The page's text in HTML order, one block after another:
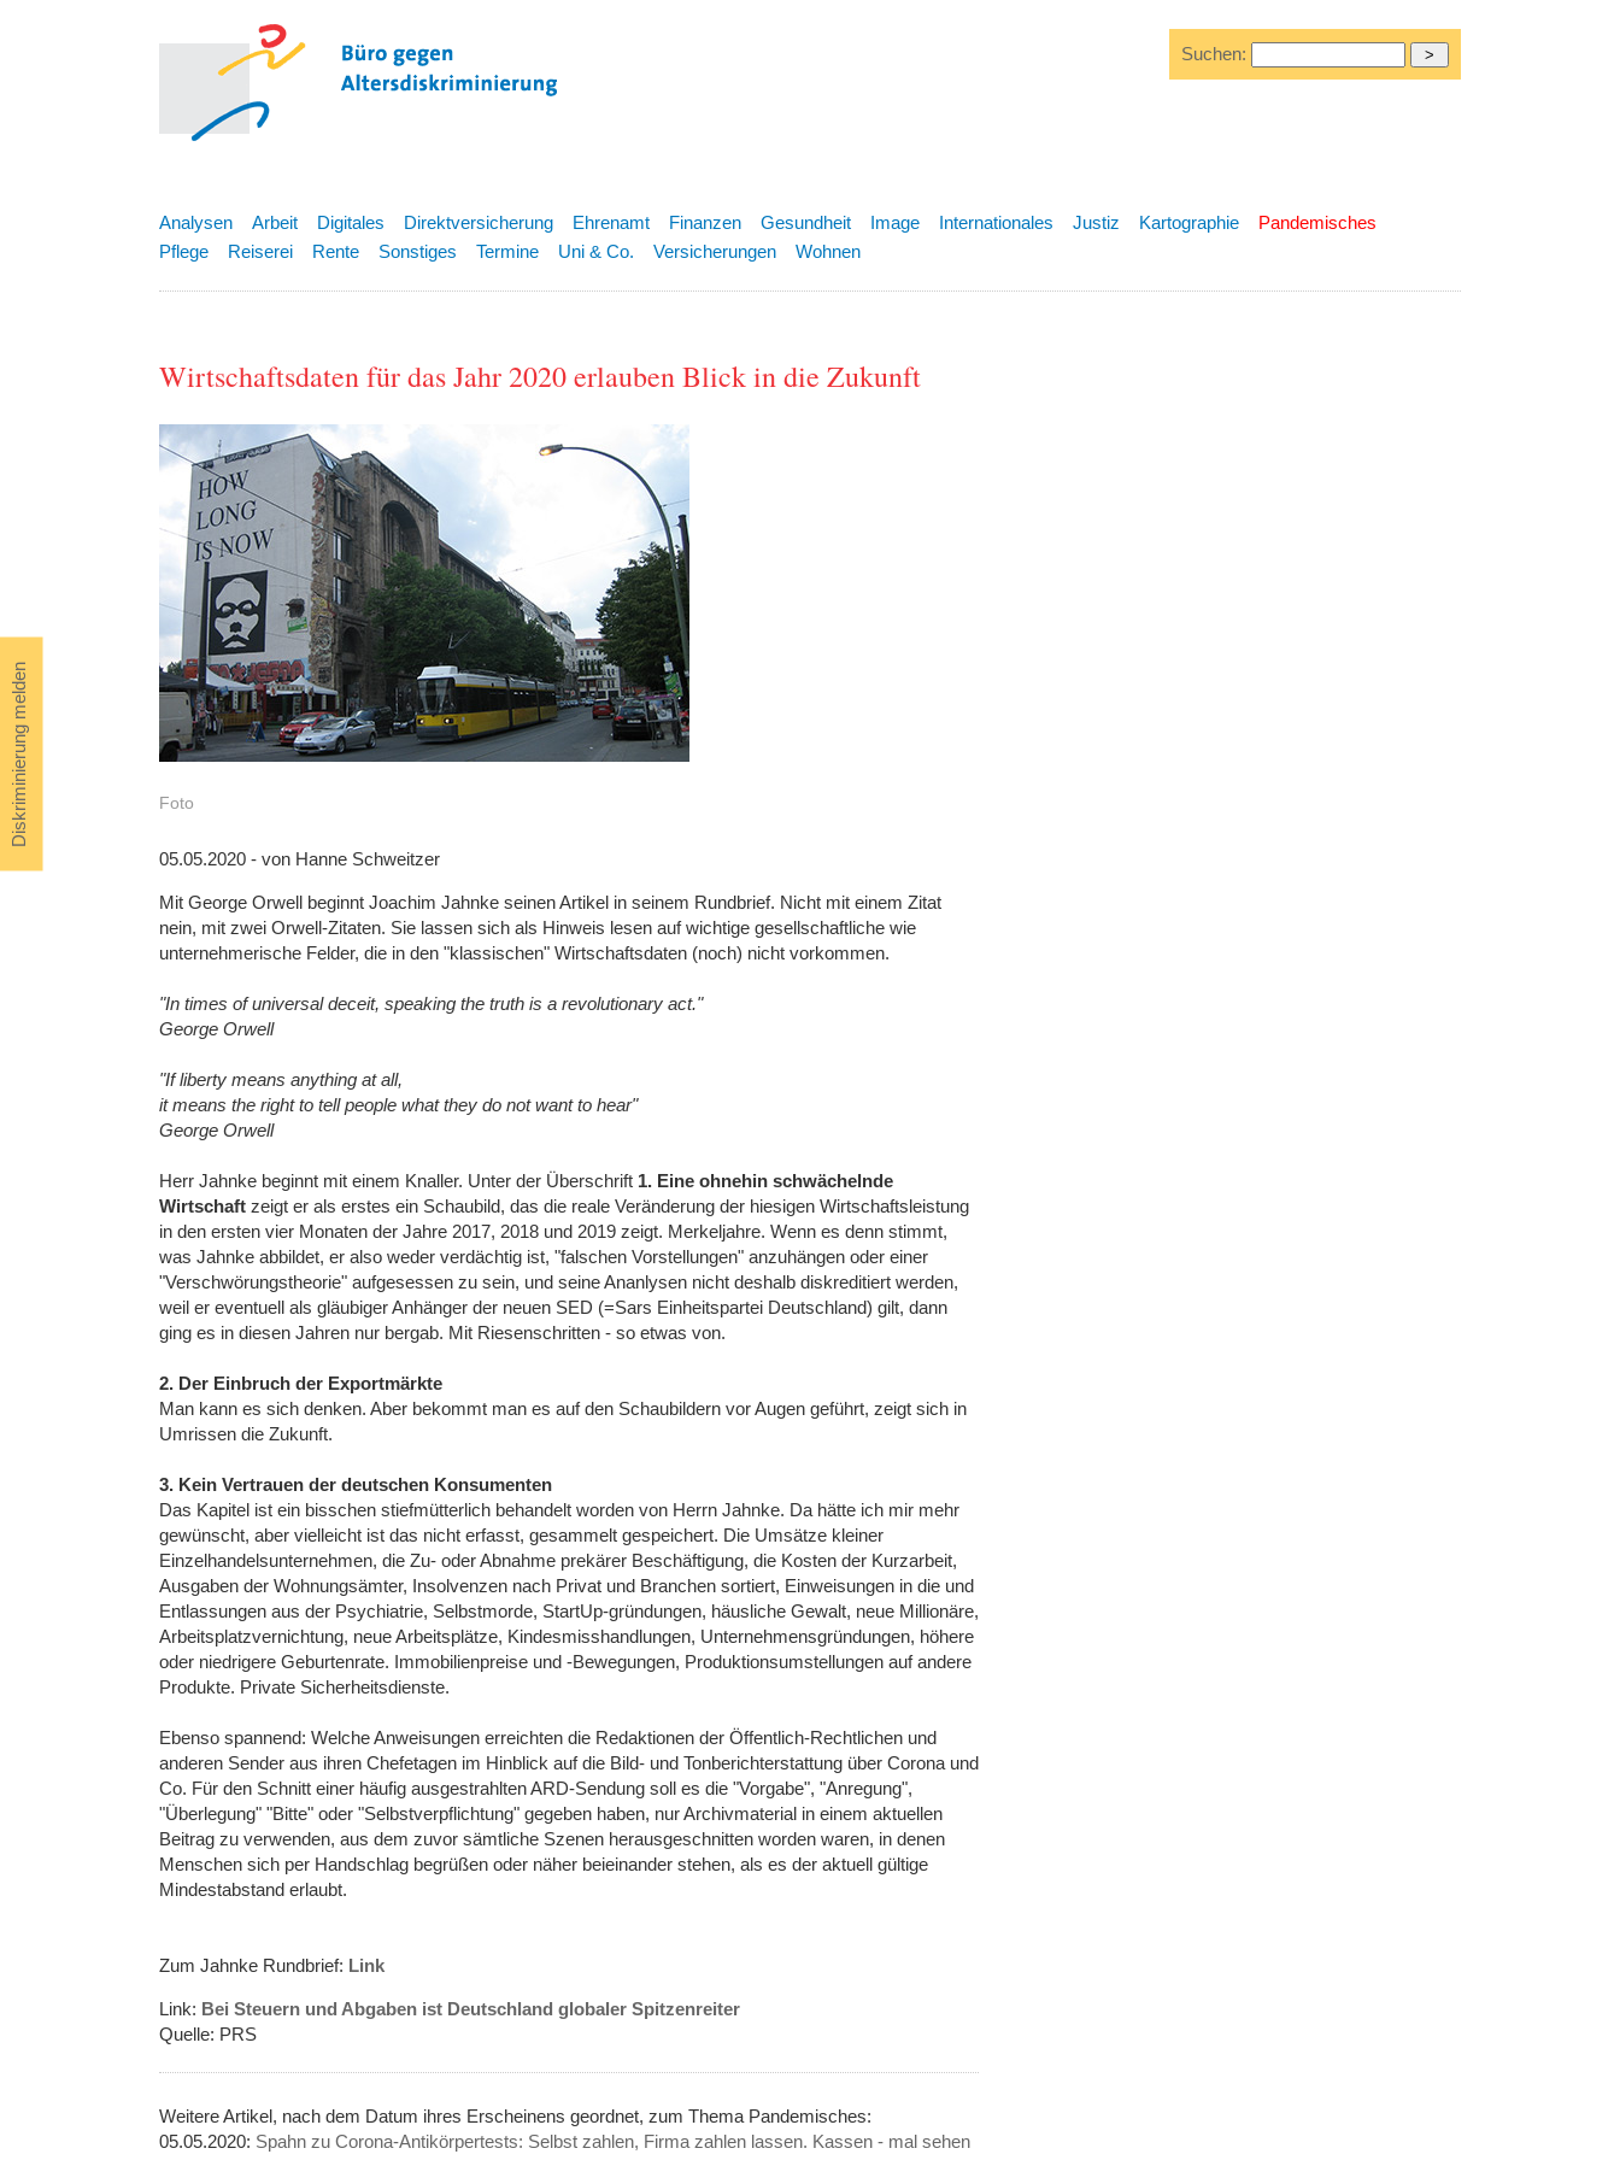
Diskriminierung melden
Suchen:
Analysen Arbeit Digitales Direktversicherung Ehrenamt Finanzen Gesundheit Image Internationales Justiz Kartographie
Pandemisches
Pflege
Reiserei Rente Sonstiges Termine Uni & Co. Versicherungen Wohnen
Wirtschaftsdaten für das Jahr 2020 erlauben Blick in die Zukunft
Foto
05.05.2020 - von Hanne Schweitzer
Mit George Orwell beginnt Joachim Jahnke seinen Artikel in seinem Rundbrief. Nicht mit einem Zitat
nein, mit zwei Orwell-Zitaten. Sie lassen sich als Hinweis lesen auf wichtige gesellschaftliche wie
unternehmerische Felder, die in den "klassischen" Wirtschaftsdaten (noch) nicht vorkommen.
"In times of universal deceit, speaking the truth is a revolutionary act."
George Orwell
"If liberty means anything at all,
it means the right to tell people what they do not want to hear"
George Orwell
Herr Jahnke beginnt mit einem Knaller. Unter der Überschrift 1. Eine ohnehin schwächelnde
Wirtschaft zeigt er als erstes ein Schaubild, das die reale Veränderung der hiesigen Wirtschaftsleistung
in den ersten vier Monaten der Jahre 2017, 2018 und 2019 zeigt. Merkeljahre. Wenn es denn stimmt,
was Jahnke abbildet, er also weder verdächtig ist, "falschen Vorstellungen" anzuhängen oder einer
"Verschwörungstheorie" aufgesessen zu sein, und seine Ananlysen nicht deshalb diskreditiert werden,
weil er eventuell als gläubiger Anhänger der neuen SED (=Sars Einheitspartei Deutschland) gilt, dann
ging es in diesen Jahren nur bergab. Mit Riesenschritten - so etwas von.
2. Der Einbruch der Exportmärkte
Man kann es sich denken. Aber bekommt man es auf den Schaubildern vor Augen geführt, zeigt sich in
Umrissen die Zukunft.
3. Kein Vertrauen der deutschen Konsumenten
Das Kapitel ist ein bisschen stiefmütterlich behandelt worden von Herrn Jahnke. Da hätte ich mir mehr
gewünscht, aber vielleicht ist das nicht erfasst, gesammelt gespeichert. Die Umsätze kleiner
Einzelhandelsunternehmen, die Zu- oder Abnahme prekärer Beschäftigung, die Kosten der Kurzarbeit,
Ausgaben der Wohnungsämter, Insolvenzen nach Privat und Branchen sortiert, Einweisungen in die und
Entlassungen aus der Psychiatrie, Selbstmorde, StartUp-gründungen, häusliche Gewalt, neue Millionäre,
Arbeitsplatzvernichtung, neue Arbeitsplätze, Kindesmisshandlungen, Unternehmensgründungen, höhere
oder niedrigere Geburtenrate. Immobilienpreise und -Bewegungen, Produktionsumstellungen auf andere
Produkte. Private Sicherheitsdienste.
Ebenso spannend: Welche Anweisungen erreichten die Redaktionen der Öffentlich-Rechtlichen und
anderen Sender aus ihren Chefetagen im Hinblick auf die Bild- und Tonberichterstattung über Corona und
Co. Für den Schnitt einer häufig ausgestrahlten ARD-Sendung soll es die "Vorgabe", "Anregung",
"Überlegung" "Bitte" oder "Selbstverpflichtung" gegeben haben, nur Archivmaterial in einem aktuellen
Beitrag zu verwenden, aus dem zuvor sämtliche Szenen herausgeschnitten worden waren, in denen
Menschen sich per Handschlag begrüßen oder näher beieinander stehen, als es der aktuell gültige
Mindestabstand erlaubt.
Zum Jahnke Rundbrief: Link
Link: Bei Steuern und Abgaben ist Deutschland globaler Spitzenreiter
Quelle: PRS
Weitere Artikel, nach dem Datum ihres Erscheinens geordnet, zum Thema Pandemisches:
05.05.2020: Spahn zu Corona-Antikörpertests: Selbst zahlen, Firma zahlen lassen. Kassen - mal sehen